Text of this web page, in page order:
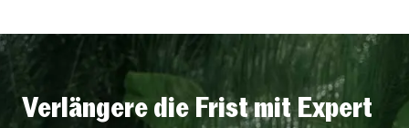
Verlängere die Frist mit Expert